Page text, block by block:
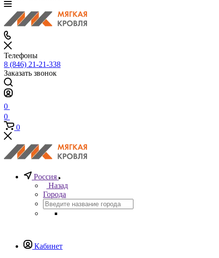
Телефоны
8 (846) 21-21-338
Заказать звонок
0
0
0
Россия
Назад
Города
Кабинет